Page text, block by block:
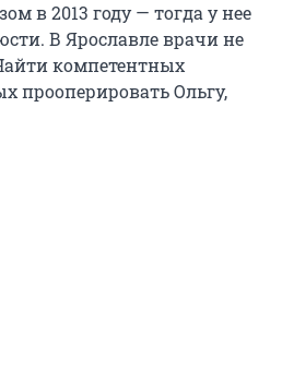
в 2013 году — тогда у нее
В Ярославле врачи не
компетентных
прооперировать Ольгу,